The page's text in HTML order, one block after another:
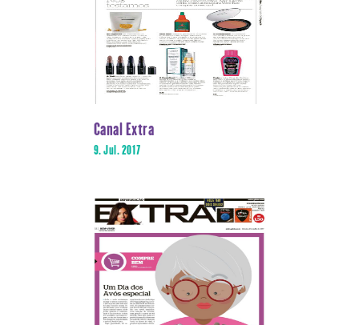
Canal Extra
9. Jul. 2017